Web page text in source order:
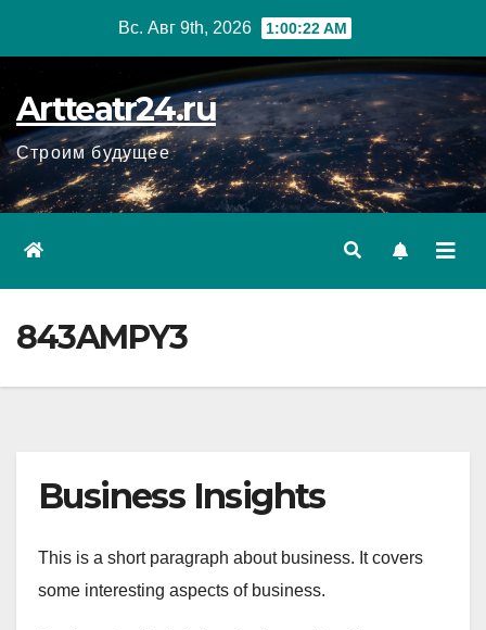
Вс. Авг 9th, 2026 1:00:23 AM
Artteatr24.ru
Строим будущее
843AMPY3
Business Insights
This is a short paragraph about business. It covers
some interesting aspects of business.